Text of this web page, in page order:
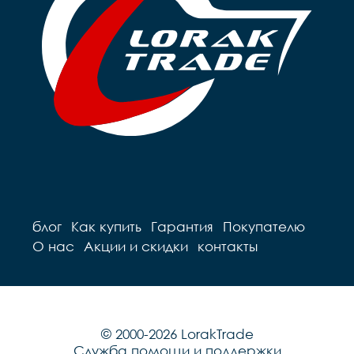
Педали	- Пластик
Вес	- 9.76 кг
блог Как купить Гарантия
Покупателю
О нас
Акции и скидки контакты
© 2000-2026 LorakTrade
Служба помощи и поддержки